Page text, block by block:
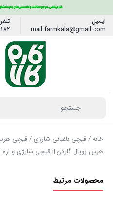
ایمیل
mail.farmkala@gmail.com
خانه/قیچی باغبانی شارژی/قیچی
هرس رویال گاردن || قیچی شارژی و اره
محصولات مرتبط